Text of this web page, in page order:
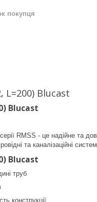
покупця
L=200) Blucast
Blucast
RMSS - це надійне та
та каналізаційні
Blucast
труб
конструкції.